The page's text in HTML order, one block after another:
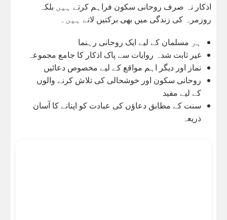
اذکار نہ صرف روحانی سکون فراہم کرتے ہیں بلکہ
روزمرہ کی زندگی میں بھی برکتیں لاتے ہیں۔
ہر مسلمان کے لیے ایک روحانی رہنما
غیر ثابت شدہ روایات سے پاک اذکار کا جامع مجموعہ
نماز اور دیگر اہم مواقع کے لیے مخصوص دعائیں
روحانی سکون اور خوشحالی کی تلاش کرنے والوں
کے لیے مفید
سنت کے مطابق دعاؤں کی عبادت کو اپنانے کا آسان
ذریعہ